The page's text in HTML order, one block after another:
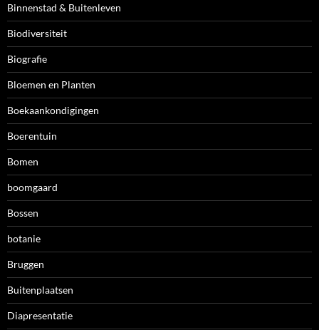
Binnenstad & Buitenleven
Biodiversiteit
Biografie
Bloemen en Planten
Boekaankondigingen
Boerentuin
Bomen
boomgaard
Bossen
botanie
Bruggen
Buitenplaatsen
Diapresentatie